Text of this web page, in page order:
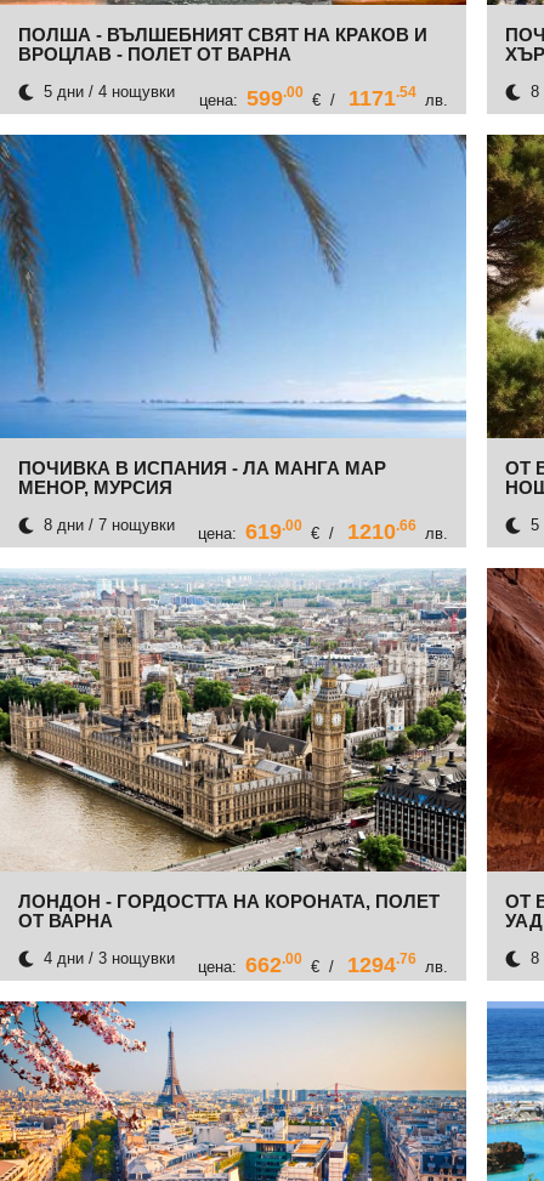
ПОЛША - ВЪЛШЕБНИЯТ СВЯТ НА КРАКОВ И
ВРОЦЛАВ - ПОЛЕТ ОТ ВАРНА
5 дни / 4 нощувки цена: 599 .00 € / 1171 .54 лв. 8
ПОЧИВКА В ИСПАНИЯ - ЛА МАНГА МАР
МЕНОР, МУРСИЯ
8 дни / 7 нощувки цена: 619 .00 € / 1210 .66 лв.
ОТ
5
ЛОНДОН - ГОРДОСТТА НА КОРОНАТА, ПОЛЕТ
ОТ ВАРНА
4 дни / 3 нощувки цена: 662 .00 € / 1294 .76 лв.
ОТ
8